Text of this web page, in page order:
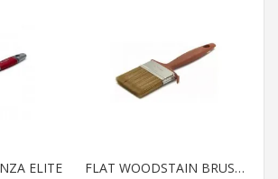
ELITE FLAT WOODSTAIN BRUSH ANZA BASIC XP